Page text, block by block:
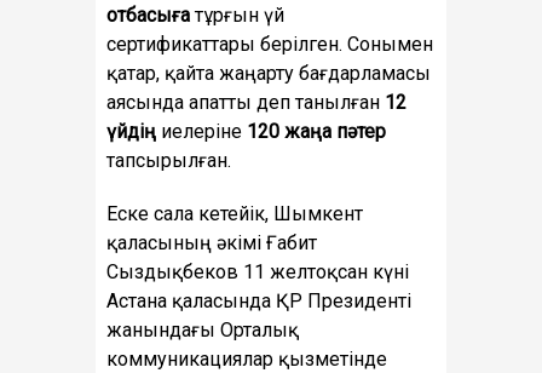
отбасығатұрғын үй
сертификаттары берілген. Сонымен
қатар, қайта жаңарту бағдарламасы
аясында апатты деп танылған 12
үйдің иелеріне 120 жаңа пәтер
тапсырылған.
Еске сала кетейік, Шымкент
қаласының әкімі Ғабит
Сыздықбеков 11 желтоқсан күні
Астана қаласында ҚР Президенті
жанындағы Орталық
коммуникациялар қызметінде